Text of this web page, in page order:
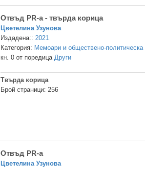
Отвъд PR-а - твърда корица
Цветелина Узунова
Издадена:: 2021
Категория: Мемоари и обществено-политическа
кн. 0 от поредица Други
Твърда корица
Брой страници: 256
Отвъд PR-а
Цветелина Узунова